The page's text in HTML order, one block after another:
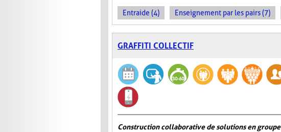
Entraide (4) Enseignement par les pairs (7)
GRAFFITI COLLECTIF
Construction collaborative de solutions en groupe